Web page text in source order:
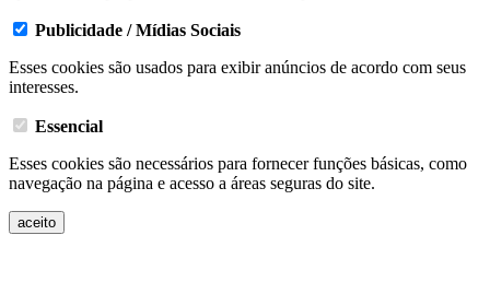
Publicidade / Mídias Sociais
Esses cookies são usados ​​para exibir anúncios de acordo com seus
interesses.
Essencial
Esses cookies são necessários para fornecer funções básicas, como
navegação na página e acesso a áreas seguras do site.
aceito